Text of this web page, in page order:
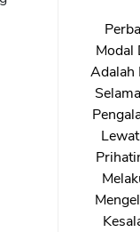
Modal
Adalah